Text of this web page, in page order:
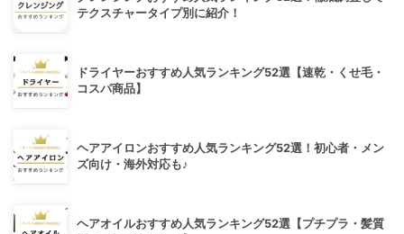
テクスチャータイプ別に紹介！
ドライヤーおすすめ人気ランキング52選【速乾・くせ毛・
コスパ商品】
ヘアアイロンおすすめ人気ランキング52選！初心者・メン
ズ向け・海外対応も♪
ヘアオイルおすすめ人気ランキング52選【プチプラ・髪質